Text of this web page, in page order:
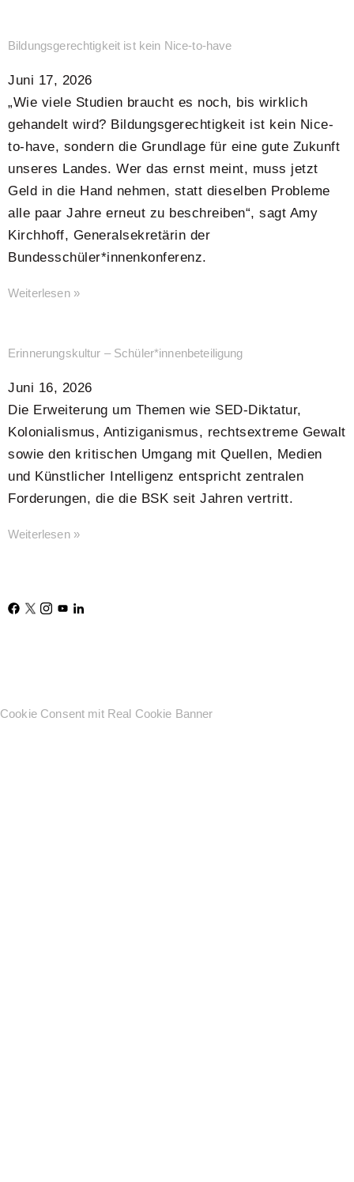
Bildungsgerechtigkeit ist kein Nice-to-have
Juni 17, 2026
„Wie viele Studien braucht es noch, bis wirklich
gehandelt wird? Bildungsgerechtigkeit ist kein Nice-
to-have, sondern die Grundlage für eine gute Zukunft
unseres Landes. Wer das ernst meint, muss jetzt
Geld in die Hand nehmen, statt dieselben Probleme
alle paar Jahre erneut zu beschreiben“, sagt Amy
Kirchhoff, Generalsekretärin der
Bundesschüler*innenkonferenz.
Weiterlesen »
Erinnerungskultur – Schüler*innenbeteiligung
Juni 16, 2026
Die Erweiterung um Themen wie SED-Diktatur,
Kolonialismus, Antiziganismus, rechtsextreme Gewalt
sowie den kritischen Umgang mit Quellen, Medien
und Künstlicher Intelligenz entspricht zentralen
Forderungen, die die BSK seit Jahren vertritt.
Weiterlesen »
Cookie Consent mit Real Cookie Banner